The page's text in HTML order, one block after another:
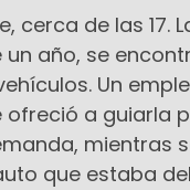
cerca de las 17.
año, se
Un
a guiarla
mientras
que estaba